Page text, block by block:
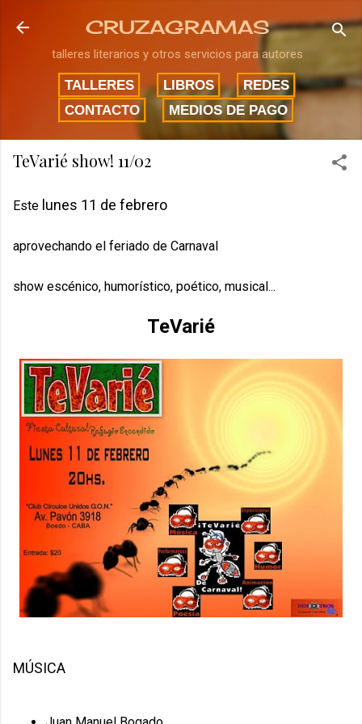
Ir al contenido principal
CRUZAGRAMAS
talleres literarios y otros servicios para autores
TALLERES LIBROS
REDES
CONTACTO
MEDIOS DE PAGO
TeVarié show! 11/02
Este lunes 11 de febrero
aprovechando el feriado de Carnaval
show escénico, humorístico, poético, musical...
TeVarié
MÚSICA